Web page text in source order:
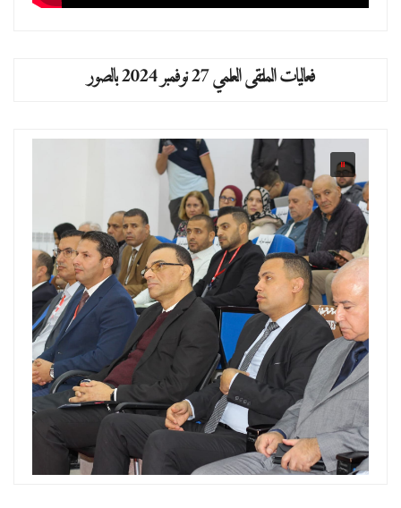
فعاليات الملتقى العلمي 27 نوفمبر 2024 بالصور